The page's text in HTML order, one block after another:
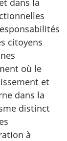
dans la
citoyens
où le
et
dans la
distinct
à